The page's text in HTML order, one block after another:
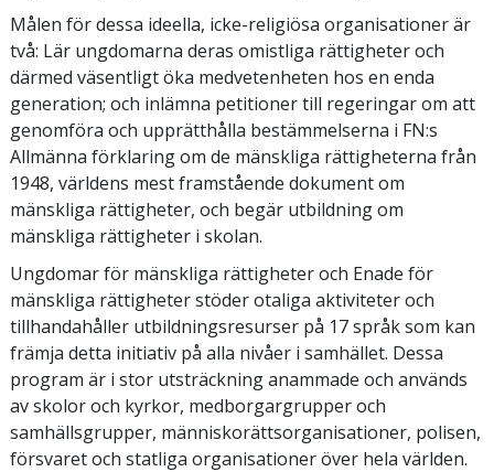
Målen för dessa ideella, icke-religiösa organisationer är
två: Lär ungdomarna deras omistliga rättigheter och
därmed väsentligt öka medvetenheten hos en enda
generation; och inlämna petitioner till regeringar om att
genomföra och upprätthålla bestämmelserna i FN:s
Allmänna förklaring om de mänskliga rättigheterna från
1948, världens mest framstående dokument om
mänskliga rättigheter, och begär utbildning om
mänskliga rättigheter i skolan.
Ungdomar för mänskliga rättigheter och Enade för
mänskliga rättigheter stöder otaliga aktiviteter och
tillhandahåller utbildningsresurser på 17 språk som kan
främja detta initiativ på alla nivåer i samhället. Dessa
program är i stor utsträckning anammade och används
av skolor och kyrkor, medborgargrupper och
samhällsgrupper, människorättsorganisationer, polisen,
försvaret och statliga organisationer över hela världen.